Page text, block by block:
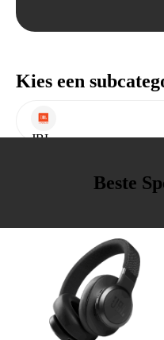
Kies een
JBL
Beste